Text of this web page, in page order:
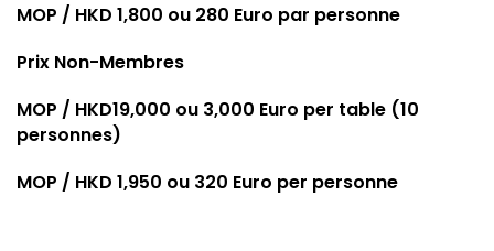
MOP / HKD 1,800 ou 280 Euro par personne
Prix Non-Membres
MOP / HKD19,000 ou 3,000 Euro per table (10
personnes)
MOP / HKD 1,950 ou 320 Euro per personne